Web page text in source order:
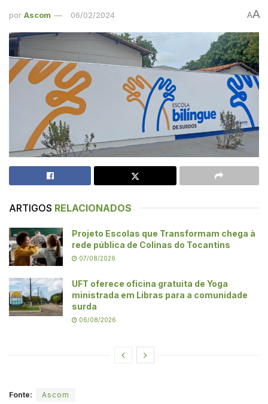
por Ascom 06/02/2024 AA
ARTIGOS RELACIONADOS
Projeto Escolas que Transformam chega à
rede pública de Colinas do Tocantins
07/08/2026
UFT oferece oficina gratuita de Yoga
ministrada em Libras para a comunidade
surda
06/08/2026
Fonte:
Ascom